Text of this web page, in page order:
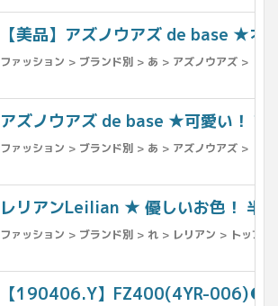
【美品】アズノウアズ de base ★オ
ファッション > ブランド別 > あ > アズノウアズ > トッ
アズノウアズ de base ★可愛い！ 前
ファッション > ブランド別 > あ > アズノウアズ > トッ
レリアンLeilian ★ 優しいお色！ 半
ファッション > ブランド別 > れ > レリアン > トップス
【190406.Y】FZ400(4YR-006)●